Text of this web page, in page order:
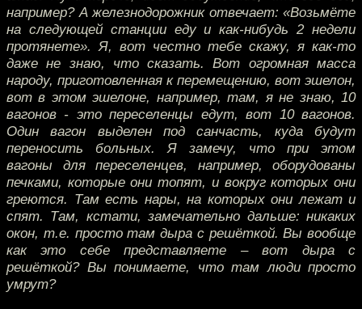
например? А железнодорожник отвечает: «Возьмёте
на следующей станции еду и как-нибудь 2 недели
протянете». Я, вот честно тебе скажу, я как-то
даже не знаю, что сказать. Вот огромная масса
народу, приготовленная к перемещению, вот эшелон,
вот в этом эшелоне, например, там, я не знаю, 10
вагонов - это переселенцы едут, вот 10 вагонов.
Один вагон выделен под санчасть, куда будут
переносить больных. Я замечу, что при этом
вагоны для переселенцев, например, оборудованы
печками, которые они топят, и вокруг которых они
греются. Там есть нары, на которых они лежат и
спят. Там, кстати, замечательно дальше: никаких
окон, т.е. просто там дыра с решёткой. Вы вообще
как это себе представляете – вот дыра с
решёткой? Вы понимаете, что там люди просто
умрут?